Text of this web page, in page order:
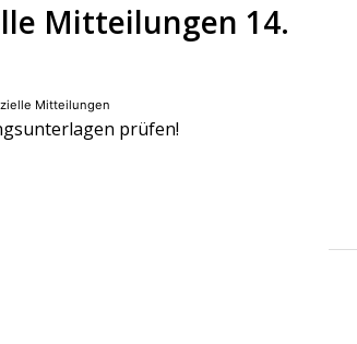
Mitteilungen 14.
Mitteilungen
prüfen!